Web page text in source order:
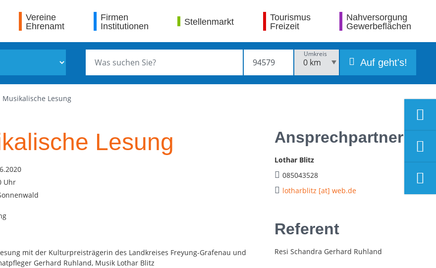
Vereine
Ehrenamt
Firmen
Institutionen
Stellenmarkt
Tourismus
Freizeit
Nahversorgung
Gewerbeflächen
Umkreis
Auf geht's!
Musikalische Lesung
Lesung
Uhr
mit der Kulturpreisträgerin des Landkreises Freyung-Grafenau und
Gerhard Ruhland, Musik Lothar Blitz
Ansprechpartner
Lothar Blitz
085043528
lotharblitz [at] web.de
Referent
Resi Schandra Gerhard Ruhland